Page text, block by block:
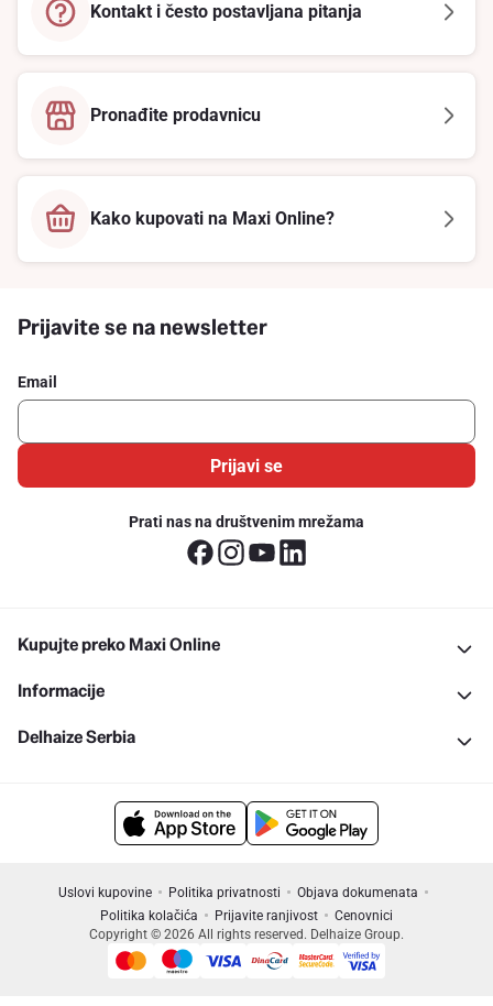
Kontakt i često postavljana pitanja
Pronađite prodavnicu
Kako kupovati na Maxi Online?
Prijavite se na newsletter
Email
Prijavi se
Prati nas na društvenim mrežama
Kupujte preko Maxi Online
Informacije
Delhaize Serbia
Uslovi kupovine Politika privatnosti
Objava dokumenata
Politika kolačića
Prijavite ranjivost
Cenovnici
Copyright © 2026 All rights reserved. Delhaize Group.